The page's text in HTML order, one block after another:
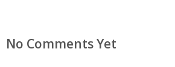
No Comments Yet